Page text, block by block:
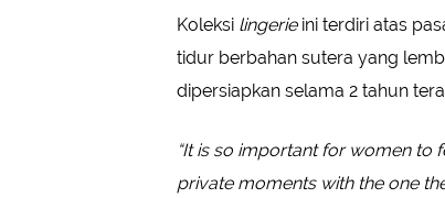
Koleksi lingerieini terdiri atas
tidur berbahan sutera yang
dipersiapkan selama 2 tahun
“It is so important for women to
private moments with the one